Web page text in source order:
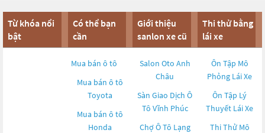
Từ khóa nổi
bật
Có thể bạn
cần
Mua bán ô tô
Mua bán ô tô
Toyota
Mua bán ô tô
Honda
Giới thiệu
sanlon xe cũ
Salon Oto Anh
Châu
Sàn Giao Dịch Ô
Tô Vĩnh Phúc
Chợ Ô Tô Lạng
Thi thử bằng
lái xe
Ôn Tập Mô
Phỏng Lái Xe
Ôn Tập Lý
Thuyết Lái Xe
Thi Thử Mô